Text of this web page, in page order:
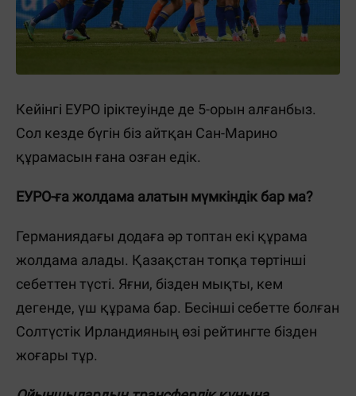
Кейінгі ЕУРО іріктеуінде де 5-орын алғанбыз.
Сол кезде бүгін біз айтқан Сан-Марино
құрамасын ғана озған едік.
ЕУРО-ға жолдама алатын мүмкіндік бар ма?
Германиядағы додаға әр топтан екі құрама
жолдама алады. Қазақстан топқа төртінші
себеттен түсті. Яғни, бізден мықты, кем
дегенде, үш құрама бар. Бесінші себетте болған
Солтүстік Ирландияның өзі рейтингте бізден
жоғары тұр.